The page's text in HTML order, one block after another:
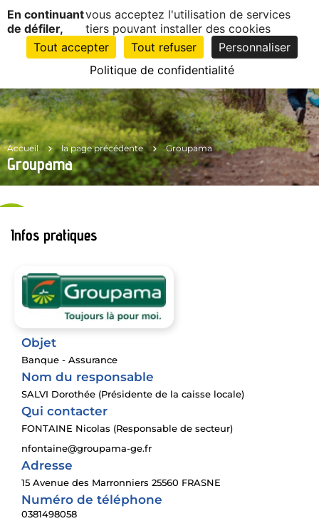
Accueil la page précédente Groupama
Groupama
1EN
CLIC
Infos pratiques
Objet
Banque - Assurance
Nom du responsable
SALVI Dorothée (Présidente de la caisse locale)
Qui contacter
FONTAINE Nicolas (Responsable de secteur)
nfontaine@groupama-ge.fr
Adresse
15 Avenue des Marronniers 25560 FRASNE
Numéro de téléphone
0381498058
Panneau de gestion des cookies
En continuant
de défiler,
vous acceptez l'utilisation de services
tiers pouvant installer des cookies
Tout accepter
Tout refuser
Personnaliser
Politique de confidentialité